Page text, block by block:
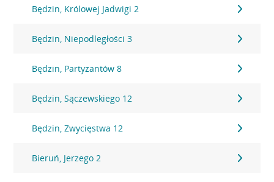
Będzin, Królowej Jadwigi 2
Będzin, Niepodległości 3
Będzin, Partyzantów 8
Będzin, Sączewskiego 12
Będzin, Zwycięstwa 12
Bieruń, Jerzego 2